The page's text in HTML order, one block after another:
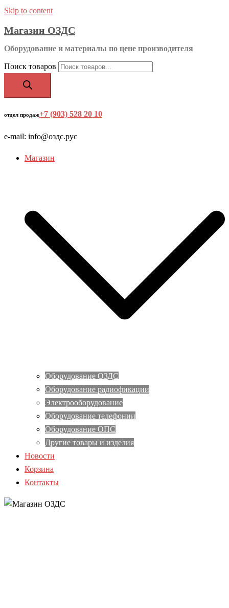
Skip to content
Магазин ОЗДС
Оборудование и материалы по цене производителя
Поиск товаров
отдел продаж+7 (903) 528 20 10
e-mail: info@оздс.рус
Магазин
Оборудование ОЗДС
Оборудование радиофикации
Электрооборудование
Оборудование телефонии
Оборудование ОПС
Другие товары и изделия
Новости
Корзина
Контакты